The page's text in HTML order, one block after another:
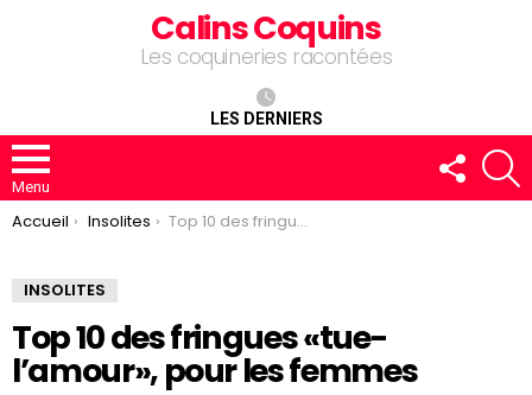
Calins Coquins
Les coquineries racontées
LES DERNIERS
Menu
FOLLOW
US
You are here:
Accueil Insolites Top 10 des fringues «tue-l’amour», pour les femmes
INSOLITES
Top 10 des fringues «tue-
l’amour», pour les femmes